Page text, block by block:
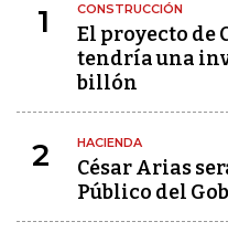
1 CONSTRUCCIÓN
El proyecto de
tendría una
billón
2 HACIENDA
César Arias
Público del